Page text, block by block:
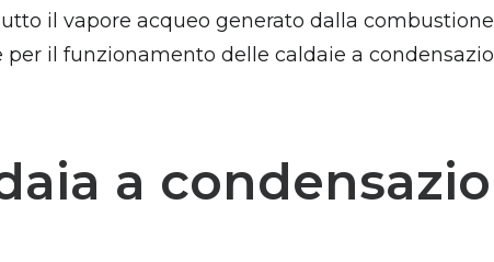
il vapore acqueo generato dalla combustione
per il funzionamento delle caldaie a
a